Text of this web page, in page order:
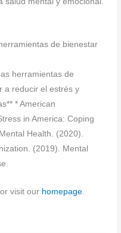
de bienestar
herramientas de
a reducir el estrés y
* American
in America: Coping
Health. (2020).
(2019). Mental
or visit our homepage.